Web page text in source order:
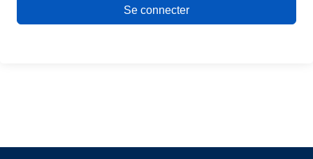
Se connecter